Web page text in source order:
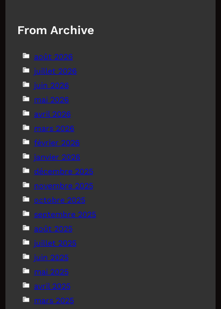
From Archive
août 2026
juillet 2026
juin 2026
mai 2026
avril 2026
mars 2026
février 2026
janvier 2026
décembre 2025
novembre 2025
octobre 2025
septembre 2025
août 2025
juillet 2025
juin 2025
mai 2025
avril 2025
mars 2025